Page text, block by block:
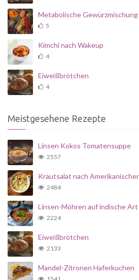
Metabolische Gewürzmischung
5
Kimchi nach Wakeup
4
Eiweißbrötchen
4
Meistgesehene Rezepte
Linsen Kokos Tomatensuppe
2557
Krautsalat nach
2484
Linsen-Möhren auf indische Art
2224
Eiweißbrötchen
2133
Mandel-Zitronen Haferkuchen